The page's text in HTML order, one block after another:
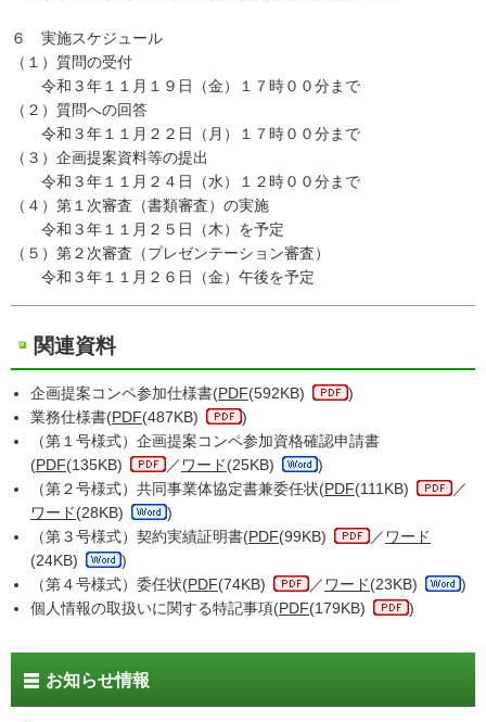
６ 実施スケジュール
（１）質問の受付
令和３年１１月１９日（金）１７時００分まで
（２）質問への回答
令和３年１１月２２日（月）１７時００分まで
（３）企画提案資料等の提出
令和３年１１月２４日（水）１２時００分まで
（４）第１次審査（書類審査）の実施
令和３年１１月２５日（木）を予定
（５）第２次審査（プレゼンテーション審査）
令和３年１１月２６日（金）午後を予定
関連資料
企画提案コンペ参加仕様書(PDF(592KB)
)
業務仕様書(PDF(487KB)
)
（第１号様式）企画提案コンペ参加資格確認申請書
(PDF(135KB) ／ ワード(25KB)
)
（第２号様式）共同事業体協定書兼委任状(PDF(111KB)
／
ワード(28KB)
)
（第３号様式）契約実績証明書(PDF(99KB) ／ ワード
(24KB)
)
（第４号様式）委任状(PDF(74KB) ／ ワード(23KB)
)
個人情報の取扱いに関する特記事項(PDF(179KB) )
お知らせ情報